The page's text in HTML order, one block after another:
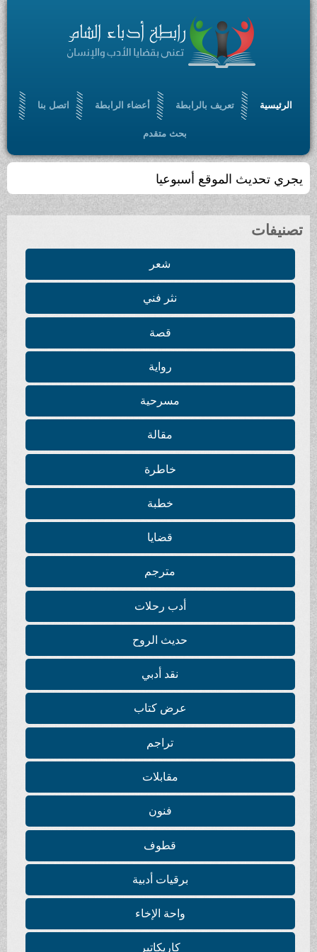
الرئيسية تعريف بالرابطة أعضاء الرابطة اتصل بنا
بحث متقدم
يجري تحديث الموقع أسبوعيا
تصنيفات
شعر
نثر فني
قصة
رواية
مسرحية
مقالة
خاطرة
خطبة
قضايا
مترجم
أدب رحلات
حديث الروح
نقد أدبي
عرض كتاب
تراجم
مقابلات
فنون
قطوف
برقيات أدبية
واحة الإخاء
كاريكاتير